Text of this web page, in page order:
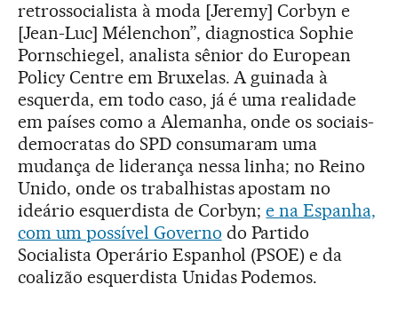
retrossocialista à moda [Jeremy] Corbyn e
[Jean-Luc] Mélenchon”, diagnostica Sophie
Pornschiegel, analista sênior do European
Policy Centre em Bruxelas. A guinada à
esquerda, em todo caso, já é uma realidade
em países como a Alemanha, onde os sociais-
democratas do SPD consumaram uma
mudança de liderança nessa linha; no Reino
Unido, onde os trabalhistas apostam no
ideário esquerdista de Corbyn;e na Espanha,
com um possível Governo do Partido
Socialista Operário Espanhol (PSOE) e da
coalizão esquerdista Unidas Podemos.